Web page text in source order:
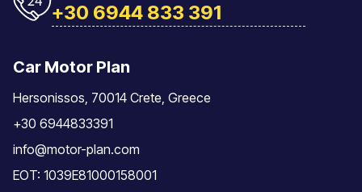
+30 6944 833 391
Car Motor Plan
Hersonissos, 70014 Crete, Greece
+30 6944833391
info@motor-plan.com
EOT: 1039E81000158001